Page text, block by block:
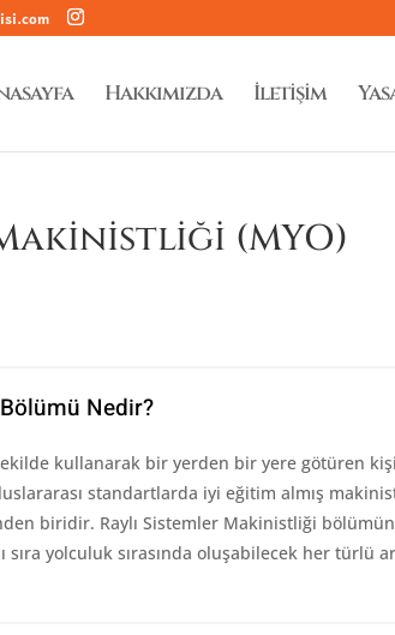
Hakkımızda İletişim
(MYO)
Nedir?
kullanarak bir yerden bir yere götüren
standartlarda iyi eğitim almış
biridir. Raylı Sistemler Makinistliği
yolculuk sırasında oluşabilecek her türlü